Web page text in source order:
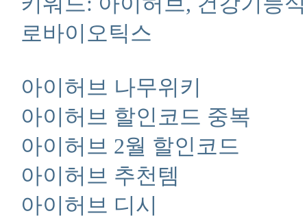
로바이오틱스
아이허브 나무위키
아이허브 할인코드 중복
아이허브 2월 할인코드
아이허브 추천템
아이허브 디시